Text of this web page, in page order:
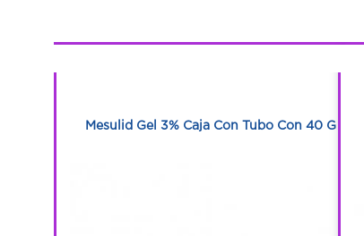
Mesulid Gel 3% Caja Con Tubo Con 40 G